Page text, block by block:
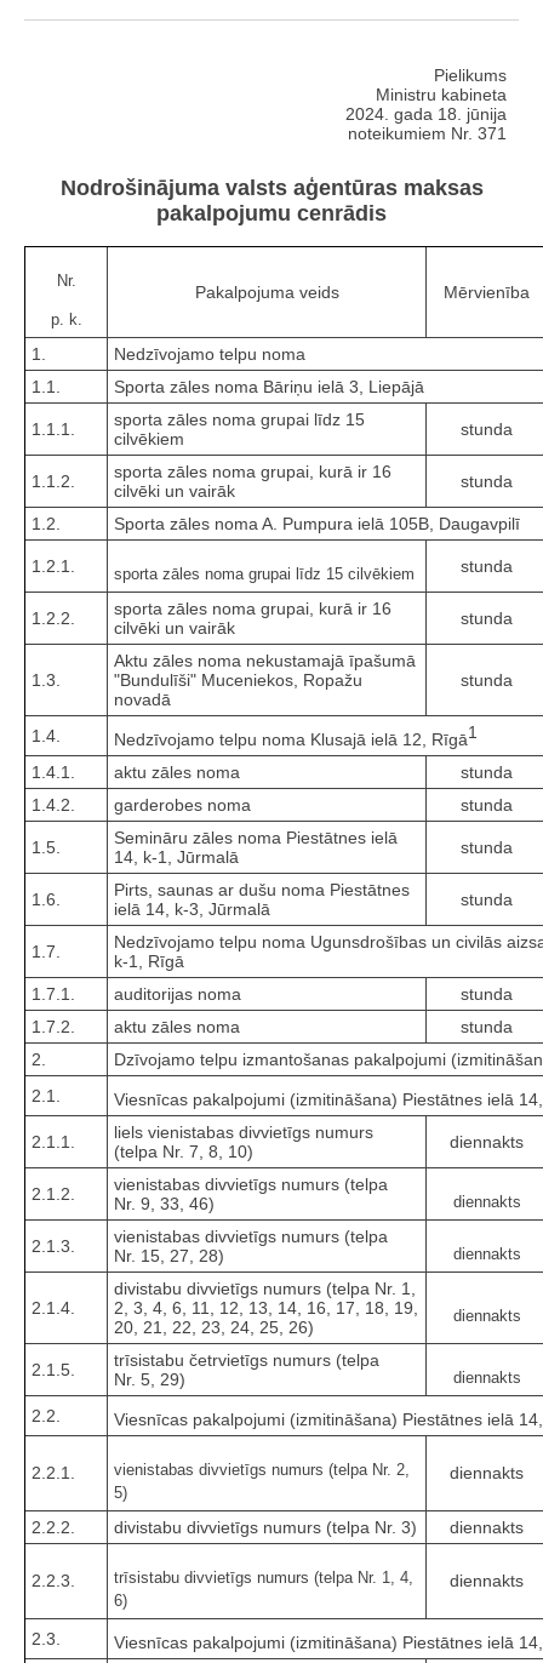
Pielikums
Ministru kabineta
2024. gada 18. jūnija
noteikumiem Nr. 371
Nodrošinājuma valsts aģentūras maksas
pakalpojumu cenrādis
Nr.
p. k.
Pakalpojuma veids Mērvienība
1.
Nedzīvojamo telpu noma
1.1.
Sporta zāles noma Bāriņu ielā 3, Liepājā
1.1.1.
sporta zāles noma grupai līdz 15
cilvēkiem
stunda
1.1.2.
sporta zāles noma grupai, kurā ir 16
cilvēki un vairāk
stunda
1.2. Sporta zāles noma A. Pumpura ielā 105B, Daugavpilī
1.2.1. sporta zāles noma grupai līdz 15 cilvēkiem stunda
1.2.2.
sporta zāles noma grupai, kurā ir 16
cilvēki un vairāk
stunda
1.3.
Aktu zāles noma nekustamajā īpašumā
"Bundulīši" Muceniekos, Ropažu
novadā
stunda
1.4. Nedzīvojamo telpu noma Klusajā ielā 12, Rīgā1
1.4.1. aktu zāles noma
stunda
1.4.2.
garderobes noma stunda
1.5.
Semināru zāles noma Piestātnes ielā
14, k-1, Jūrmalā
stunda
1.6.
Pirts, saunas ar dušu noma Piestātnes
ielā 14, k-3, Jūrmalā
stunda
1.7.
Nedzīvojamo telpu noma Ugunsdrošības un civilās
k-1, Rīgā
1.7.1.
auditorijas noma
stunda
1.7.2.
aktu zāles noma
stunda
2.
Dzīvojamo telpu izmantošanas pakalpojumi
2.1.
Viesnīcas pakalpojumi (izmitināšana) Piestātnes ielā
2.1.1.
liels vienistabas divvietīgs numurs
(telpa Nr. 7, 8, 10)
diennakts
2.1.2.
vienistabas divvietīgs numurs (telpa
Nr. 9, 33, 46)
diennakts
2.1.3.
vienistabas divvietīgs numurs (telpa
Nr. 15, 27, 28)
diennakts
2.1.4.
divistabu divvietīgs numurs (telpa Nr. 1,
2, 3, 4, 6, 11, 12, 13, 14, 16, 17, 18, 19,
20, 21, 22, 23, 24, 25, 26)
diennakts
2.1.5.
trīsistabu četrvietīgs numurs (telpa
Nr. 5, 29)
diennakts
2.2. Viesnīcas pakalpojumi (izmitināšana) Piestātnes ielā
2.2.1.
vienistabas divvietīgs numurs (telpa Nr. 2,
5)
diennakts
2.2.2. divistabu divvietīgs numurs (telpa Nr. 3) diennakts
2.2.3.
trīsistabu divvietīgs numurs (telpa Nr. 1, 4,
6)
diennakts
2.3. Viesnīcas pakalpojumi (izmitināšana) Piestātnes ielā